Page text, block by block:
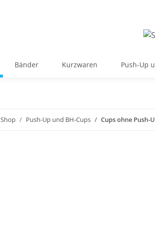
Bänder Kurzwaren Push-Up
Shop Push-Up und BH-Cups Cups ohne Push-